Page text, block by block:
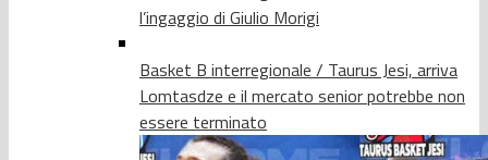
l’ingaggio di Giulio Morigi
Basket B interregionale / Taurus Jesi, arriva
Lomtasdze e il mercato senior potrebbe non
essere terminato